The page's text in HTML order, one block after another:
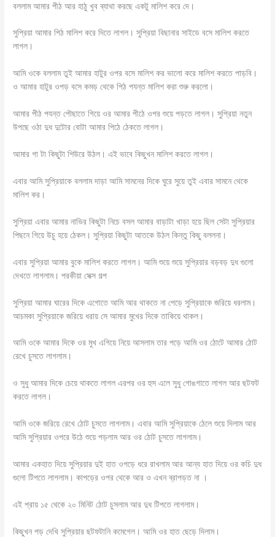
বললাম আমার পীঠ আর হাঠু খুব ব্যাথা করছে একটু মালিশ করে দে।
সুপ্রিয়া আমার পিঠ মালিশ করে দিতে লাগল। সুপ্রিয়া বিছানার সাইডে বসে মালিশ করতে
লাগল।
আমি ওকে বললাম তুই আমার হাটুর ওপর বসে মালিশ কর ভালো করে মালিশ করতে পাড়বি।
ও আমার হাটুর ওপড় বসে কমড় থেকে পিঠ পযন্ত মালিশ করা শুরু করলো।
আমার পীঠ পযন্ত পৌছাতে গিয়ে ওর আমার পীঠে ওপর শুয়ে পড়তে লাগল। সুপ্রিয়া নতুন
উপছে ওঠা দুধ দুটোর বোটা আমার পিঠে ঠেকতে লাগল।
আমার গা টা কিছুটা শিউরে উঠল। এই ভাবে কিছুখন মালিশ করতে লাগল।
এবার আমি সুপ্রিয়াকে বললাম দাড়া আমি সামনের দিকে ঘুরে সুয়ে তুই এবার সামনে থেকে
মালিশ কর।
সুপ্রিয়া এবার আমার নাভির কিছুটা নিচে বসল আমার বাড়াটা খাড়া হয়ে ছিল সেটা সুপ্রিয়ার
পিছনে গিয়ে উচু হয়ে ঠেকল। সুপ্রিয়া কিছুটা আতকে উঠল কিন্তু কিছু বললনা।
এবার সুপ্রিয়া আমার বুকে মালিশ করতে লাগল। আমি শুয়ে শুয়ে সুপ্রিয়ার বড়বড় দুধ গুলো
দেখতে লাগলাম। পরকীয়া সেক্স গল্প
সুপ্রিয়া আমার ঘারের দিকে এগোতে আমি আর থাকতে না পেড়ে সুপ্রিয়াকে জরিয়ে ধরলাম।
আচমকা সুপ্রিয়াকে জরিয়ে ধরায় সে আমার মুখের দিকে তাকিয়ে থাকল।
আমি ওকে আমার দিকে ওর মুখ এগিয়ে নিয়ে আসলাম তার পড়ে আমি ওর ঠোটে আমার ঠোট
রেখে চুসতে লাগলাম।
ও সুধু আমার দিকে চেয়ে থাকতে লাগল এরপর ওর হুস এলে সুধু গোঙগাতে লাগল আর ছটফট
করতে লাগল।
আমি ওকে জরিয়ে রেখে ঠোট চুসতে লাগলাম। এবার আমি সুপ্রিয়াকে ঠেলে শুয়ে দিলাম আর
আমি সুপ্রিয়ার ওপরে উঠে শুয়ে পড়লাম আর ওর ঠোট চুসতে লাগলাম।
আমার একহাত দিয়ে সুপ্রিয়ার দুই হাত ওপড়ে ধরে রাখলাম আর আন্য হাত দিয়ে ওর কচি দুধ
গুলো টিপতে লাগলাম। কাপড়ের ওপর থেকে আর ও এখন ব্রাপড়ত না ।
এই প্রায় ১৫ থেকে ২০ মিনিট ঠোট চুসলাম আর দুধ টিপতে লাগলাম।
কিছুখন পড় দেখি সুপ্রিয়ার ছটফটানি কমেগেল। আমি ওর হাত ছেড়ে দিলাম।